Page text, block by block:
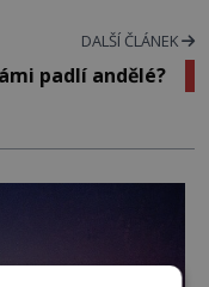
DALŠÍ ČLÁNEK
padlí andělé?